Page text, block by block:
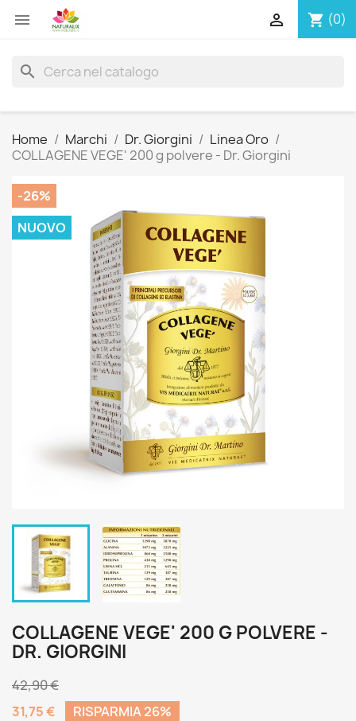
 shopping_cart (0)

search
Home Marchi Dr. Giorgini
Linea Oro
COLLAGENE VEGE' 200 g polvere - Dr. Giorgini
-26%
NUOVO
COLLAGENE VEGE' 200 G POLVERE -
DR. GIORGINI
42,90 €
31,75 €
RISPARMIA 26%